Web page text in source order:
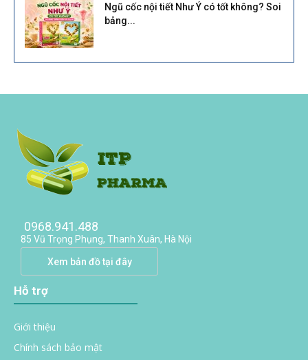
Ngũ cốc nội tiết Như Ý có tốt không? Soi
bảng...
0968.941.488
85 Vũ Trọng Phụng, Thanh Xuân, Hà Nội
Xem bản đồ tại đây
Hỗ trợ
Giới thiệu
Chính sách bảo mật